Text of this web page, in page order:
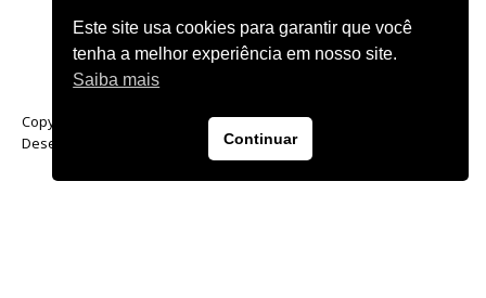
Copyright ©2022 I BBOpeners. Todos os direitos reservados.
Desenvolvido por
Bendita Marca
Este site usa cookies para garantir que você
tenha a melhor experiência em nosso site.
Saiba mais
Continuar